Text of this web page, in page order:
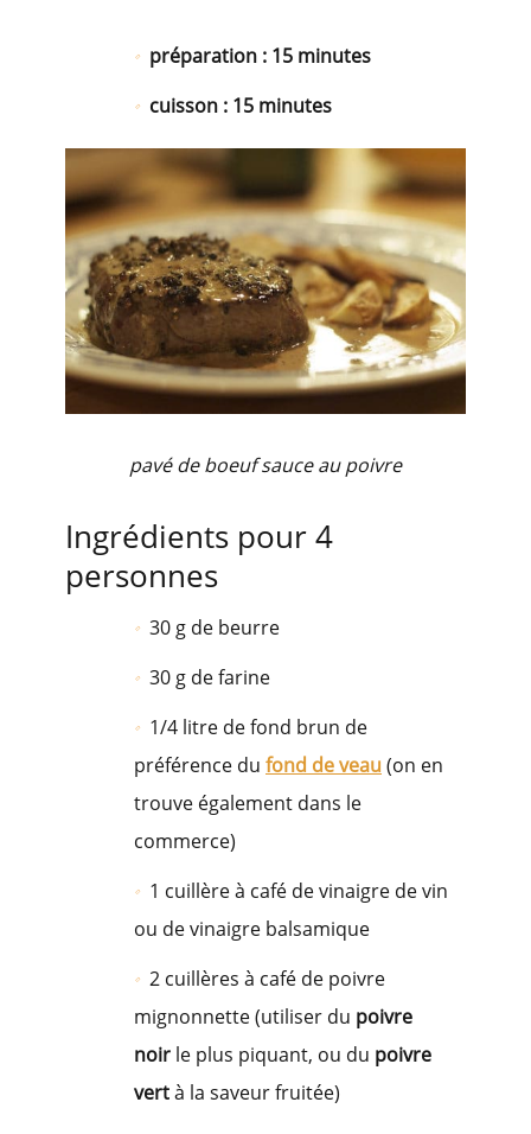
préparation : 15 minutes
cuisson : 15 minutes
pavé de boeuf sauce au poivre
Ingrédients pour 4
personnes
30 g de beurre
30 g de farine
1/4 litre de fond brun de
préférence du fond de veau (on en
trouve également dans le
commerce)
1 cuillère à café de vinaigre de vin
ou de vinaigre balsamique
2 cuillères à café de poivre
mignonnette (utiliser du poivre
noir le plus piquant, ou du poivre
vertà la saveur fruitée)